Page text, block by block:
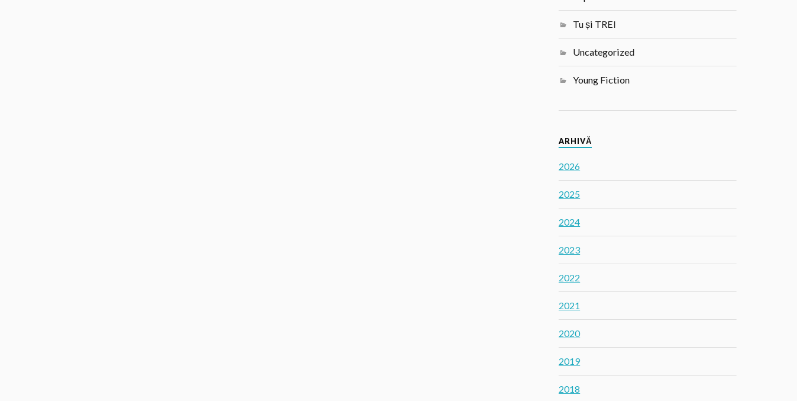
Tu și TREI
Uncategorized
Young Fiction
ARHIVĂ
2026
2025
2024
2023
2022
2021
2020
2019
2018